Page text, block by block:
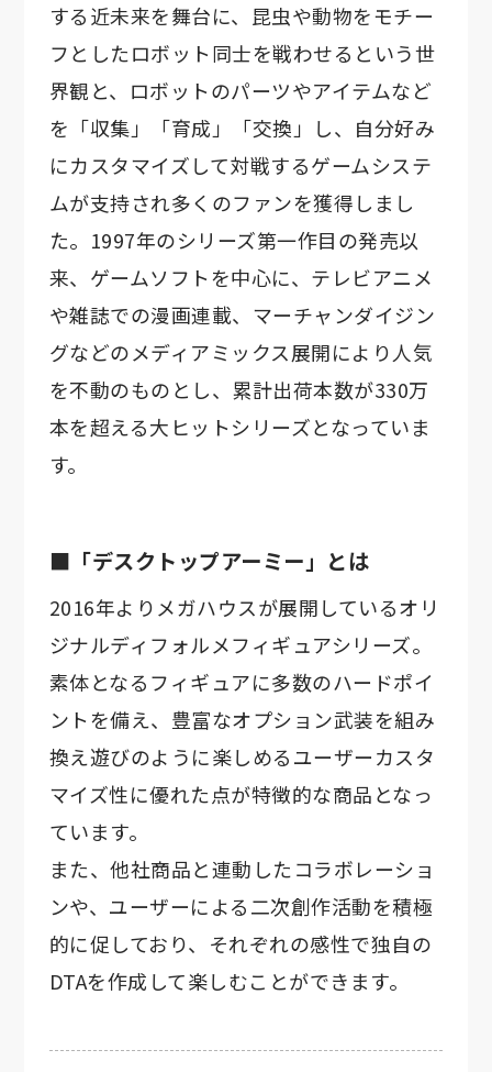
する近未来を舞台に、昆虫や動物をモチー
フとしたロボット同士を戦わせるという世
界観と、ロボットのパーツやアイテムなど
を「収集」「育成」「交換」し、自分好み
にカスタマイズして対戦するゲームシステ
ムが支持され多くのファンを獲得しまし
た。1997年のシリーズ第一作目の発売以
来、ゲームソフトを中心に、テレビアニメ
や雑誌での漫画連載、マーチャンダイジン
グなどのメディアミックス展開により人気
を不動のものとし、累計出荷本数が330万
本を超える大ヒットシリーズとなっていま
す。
■「デスクトップアーミー」とは
2016年よりメガハウスが展開しているオリ
ジナルディフォルメフィギュアシリーズ。
素体となるフィギュアに多数のハードポイ
ントを備え、豊富なオプション武装を組み
換え遊びのように楽しめるユーザーカスタ
マイズ性に優れた点が特徴的な商品となっ
ています。
また、他社商品と連動したコラボレーショ
ンや、ユーザーによる二次創作活動を積極
的に促しており、それぞれの感性で独自の
DTAを作成して楽しむことができます。